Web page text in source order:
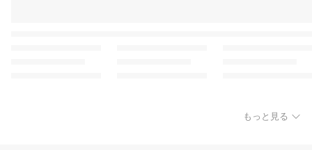
もっと見る